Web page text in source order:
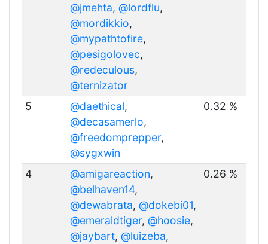
@jmehta, @lordflu,
@mordikkio,
@mypathtofire,
@pesigolovec,
@redeculous,
@ternizator
5 @daethical,
@decasamerlo,
@freedomprepper,
@sygxwin
0.32 %
4 @amigareaction,
@belhaven14,
@dewabrata, @dokebi01,
@emeraldtiger, @hoosie,
@jaybart, @luizeba,
0.26 %